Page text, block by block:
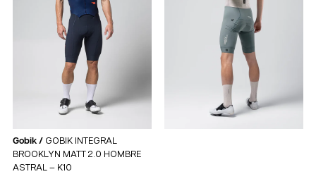
Gobik / GOBIK INTEGRAL
BROOKLYN MATT 2.0 HOMBRE
ASTRAL – K10